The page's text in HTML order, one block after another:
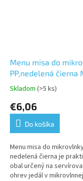
Menu misa do
PP,nedelená čierna
151mm-850ml/50ks/
Priemerné
produktu
5,0
5
hviezdičiek.
Skladom (>5 ks)
€6,06
Do košíka
Menu misa do
nedelená čierna je
obal určený na
ohrev jedál v